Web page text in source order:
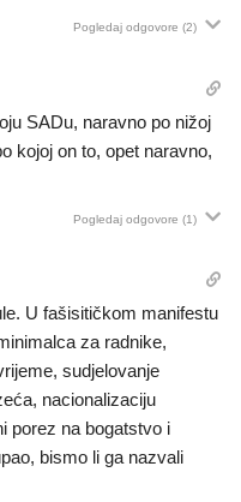
Pogledaj odgovore (2)
SADu, naravno po nižoj
kojoj on to, opet naravno,
Pogledaj odgovore (1)
U fašisitičkom manifestu
za radnike,
sudjelovanje
nacionalizaciju
porez na bogatstvo i
bismo li ga nazvali